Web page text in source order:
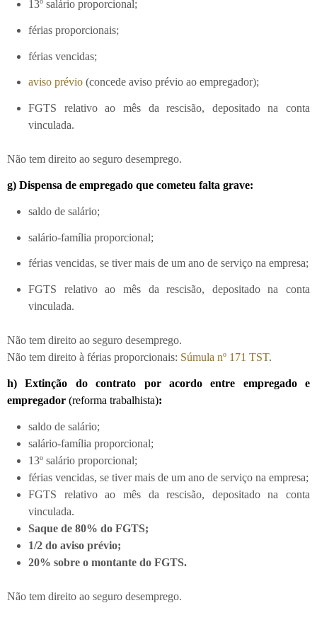
13º salário proporcional;
férias proporcionais;
férias vencidas;
aviso prévio (concede aviso prévio ao empregador);
FGTS relativo ao mês da rescisão, depositado na conta
vinculada.
Não tem direito ao seguro desemprego.
g) Dispensa de empregado que cometeu falta grave:
saldo de salário;
salário-família proporcional;
férias vencidas, se tiver mais de um ano de serviço na empresa;
FGTS relativo ao mês da rescisão, depositado na conta
vinculada.
Não tem direito ao seguro desemprego.
Não tem direito à férias proporcionais: Súmula nº 171 TST.
h) Extinção do contrato por acordo entre empregado e
empregador (reforma trabalhista):
saldo de salário;
salário-família proporcional;
13º salário proporcional;
férias vencidas, se tiver mais de um ano de serviço na empresa;
FGTS relativo ao mês da rescisão, depositado na conta
vinculada.
Saque de 80% do FGTS;
1/2 do aviso prévio;
20% sobre o montante do FGTS.
Não tem direito ao seguro desemprego.